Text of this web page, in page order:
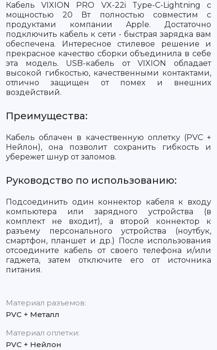
Кабель VIXION PRO VX-22i Type-C-Lightning с
мощностью 20 Вт полностью совместим с
продуктами компании Apple. Достаточно
подключить кабель к сети - быстрая зарядка вам
обеспечена. Интересное стилевое решение и
прекрасное качество сборки объединила в себе
эта модель. USB-кабель от VIXION обладает
высокой гибкостью, качественными контактами,
отлично защищен от помех и внешних
воздействий.
Преимущества:
Кабель облачен в качественную оплетку (PVC +
Нейлон), она позволит сохранить гибкость и
убережет шнур от заломов.
Руководство по использованию:
Подсоединить один коннектор кабеля к входу
компьютера или зарядного устройства (в
комплект не входит), а второй коннектор к
разъему персонального устройства (ноутбук,
смартфон, планшет и др.) После использования
отсоедините кабель от своего телефона и/или
гаджета, затем отключите его от источника
питания.
Материал разъемов:
PVC + Металл
Материал оплетки:
PVC + Нейлон